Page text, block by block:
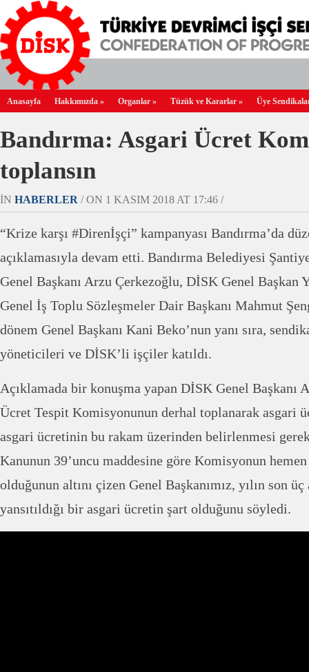
Anasayfa Hakkımızda » Organlar » Tüzük ve Kararlar » Üye
Bandırma: Asgari Ücret
toplansın
IN HABERLER / ON 1 KASIM 2018 AT 17:46 /
“Krize karşı #Direnİşçi” kampanyası Bandırma’da
açıklamasıyla devam etti. Bandırma Belediyesi
Genel Başkanı Arzu Çerkezoğlu, DİSK Genel Başkan
Genel İş Toplu Sözleşmeler Dair Başkanı Mahmut
dönem Genel Başkanı Kani Beko’nun yanı sıra,
yöneticileri ve DİSK’li işçiler katıldı.
Açıklamada bir konuşma yapan DİSK Genel Başkanı
Ücret Tespit Komisyonunun derhal toplanarak asgari
asgari ücretinin bu rakam üzerinden belirlenmesi
Kanunun 39’uncu maddesine göre Komisyonun
olduğunun altını çizen Genel Başkanımız, yılın son
yansıtıldığı bir asgari ücretin şart olduğunu söyledi.